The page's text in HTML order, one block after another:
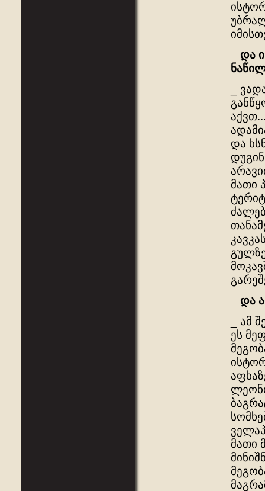
და
_
და
მათი
და
_ ამ
ეს
მათი